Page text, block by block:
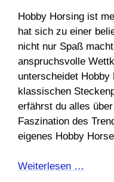
Hobby Horsing ist
hat sich zu einer
nicht nur Spaß
anspruchsvolle
unterscheidet
klassischen
erfährst du alles
Faszination des
eigenes Hobby
Weiterlesen …